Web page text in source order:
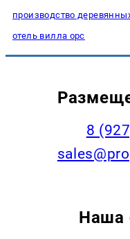
производство
отель вилла орс
8
Наша